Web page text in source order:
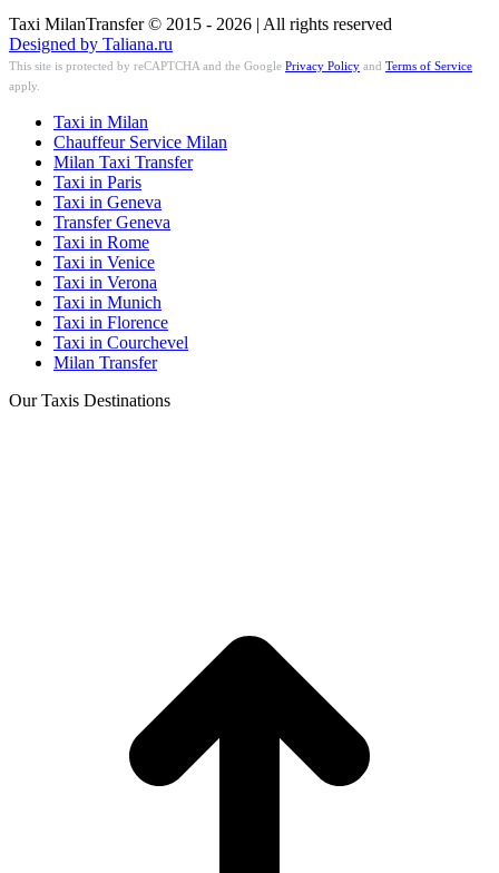
Taxi MilanTransfer © 2015 - 2026 | All rights reserved
Designed by Taliana.ru
This site is protected by reCAPTCHA and the Google Privacy Policy and Terms of Service
apply.
Taxi in Milan
Chauffeur Service Milan
Milan Taxi Transfer
Taxi in Paris
Taxi in Geneva
Transfer Geneva
Taxi in Rome
Taxi in Venice
Taxi in Verona
Taxi in Munich
Taxi in Florence
Taxi in Courchevel
Milan Transfer
Our Taxis Destinations